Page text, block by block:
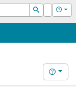
Suchen
Login Hilfe
Hilfe